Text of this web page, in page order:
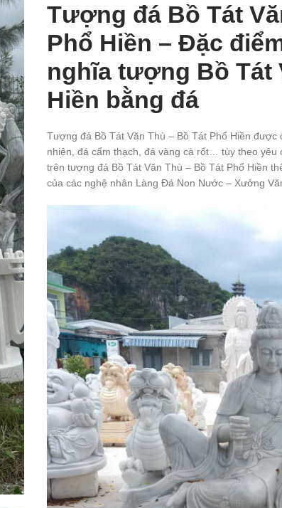
Tượng đá Bồ Tát
Phổ Hiền – Đặc
nghĩa tượng Bồ Tát
Hiền bằng đá
Tượng đá Bồ Tát Văn Thù – Bồ Tát Phổ Hiền
nhiên, đá cẩm thạch, đá vàng cà rốt… tùy theo yêu
trên tượng đá Bồ Tát Văn Thù – Bồ Tát Phổ Hiền
của các nghệ nhân Làng Đá Non Nước – Xưởng